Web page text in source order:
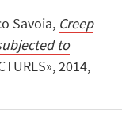
Savoia, Creep
to
2014,